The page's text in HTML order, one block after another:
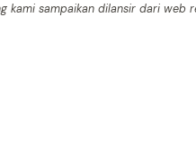
kami sampaikan dilansir dari